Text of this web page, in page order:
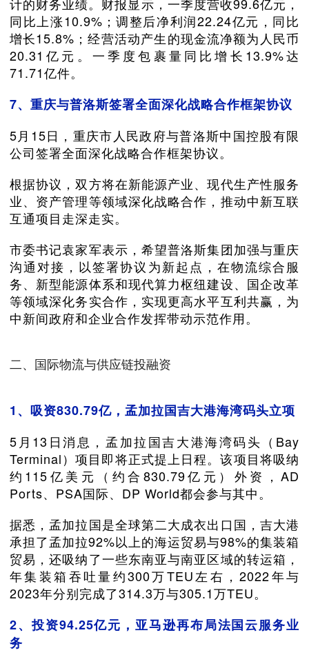
同比上涨10.9%；调整后净利润22.24亿元，同比
增长15.8%；经营活动产生的现金流净额为人民币
20.31亿元。一季度包裹量同比增长13.9%达
71.71亿件。
7、重庆与普洛斯签署全面深化战略合作框架协议
5月15日，重庆市人民政府与普洛斯中国控股有限
公司签署全面深化战略合作框架协议。
根据协议，双方将在新能源产业、现代生产性服务
业、资产管理等领域深化战略合作，推动中新互联
互通项目走深走实。
市委书记袁家军表示，希望普洛斯集团加强与重庆
沟通对接，以签署协议为新起点，在物流综合服
务、新型能源体系和现代算力枢纽建设、国企改革
等领域深化务实合作，实现更高水平互利共赢，为
中新间政府和企业合作发挥带动示范作用。
二、国际物流与供应链投融资
1、吸资830.79亿，孟加拉国吉大港海湾码头立项
5月13日消息，孟加拉国吉大港海湾码头（Bay
Terminal）项目即将正式提上日程。该项目将吸纳
约115亿美元（约合830.79亿元）外资，AD
Ports、PSA国际、DP World都会参与其中。
据悉，孟加拉国是全球第二大成衣出口国，吉大港
承担了孟加拉92%以上的海运贸易与98%的集装箱
贸易，还吸纳了一些东南亚与南亚区域的转运箱，
年集装箱吞吐量约300万TEU左右，2022年与
2023年分别完成了314.3万与305.1万TEU。
2、投资94.25亿元，亚马逊再布局法国云服务业
务